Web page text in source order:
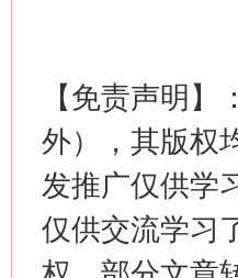
【免责声明
外），其版权
发推广仅供学
仅供交流学习
在谋一域中谋全局